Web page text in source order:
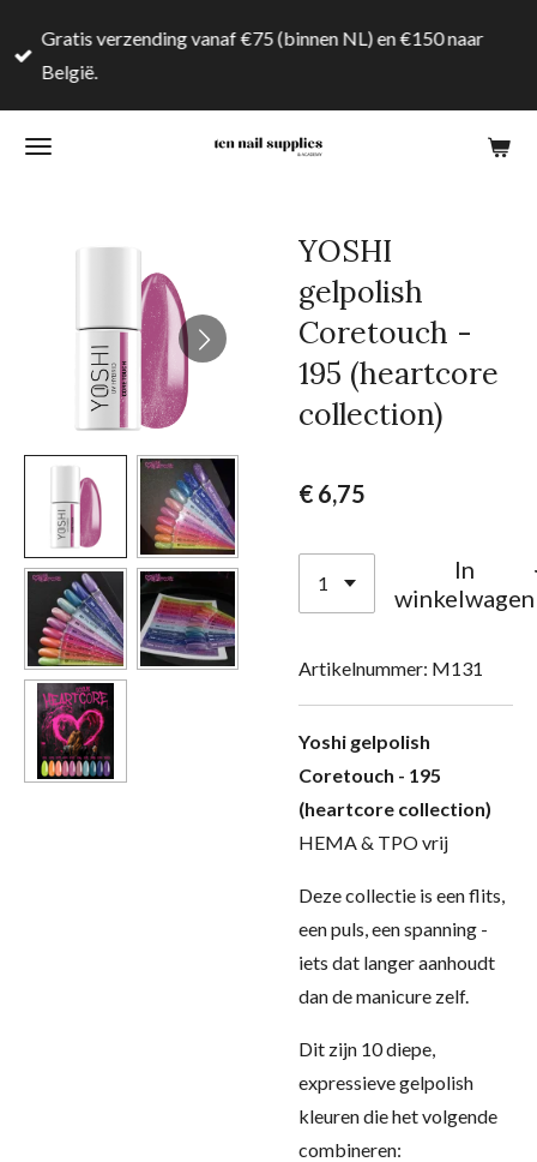
direct
hoofdinhoud
Gratis verzending vanaf €75 (binnen NL) en €150 naar
België.
YOSHI
gelpolish
Coretouch -
195 (heartcore
collection)
€ 6,75
In
winkelwagen
Artikelnummer: M131
Yoshi gelpolish
Coretouch - 195
(heartcore collection)
HEMA & TPO vrij
Deze collectie is een flits,
een puls, een spanning -
iets dat langer aanhoudt
dan de manicure zelf.
Dit zijn 10 diepe,
expressieve gelpolish
kleuren die het volgende
combineren: